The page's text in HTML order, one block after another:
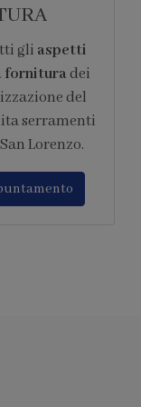
post
,
su ogni
relativa al
su
Lorenzo.